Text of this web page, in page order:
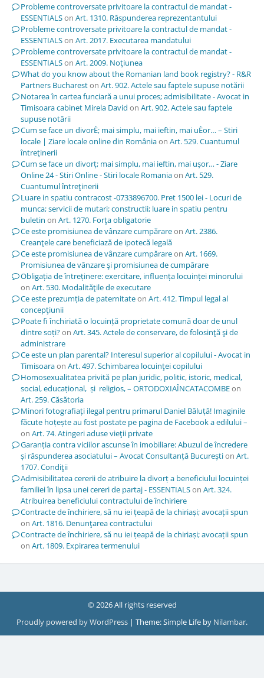
Probleme controversate privitoare la contractul de mandat -
ESSENTIALSon Art. 1310. Răspunderea reprezentantului
Probleme controversate privitoare la contractul de mandat -
ESSENTIALSon Art. 2017. Executarea mandatului
Probleme controversate privitoare la contractul de mandat -
ESSENTIALSon Art. 2009. Noţiunea
What do you know about the Romanian land book registry? - R&R
Partners Buchareston Art. 902. Actele sau faptele supuse notării
Notarea în cartea funciară a unui proces; admisibilitate - Avocat in
Timisoara cabinet Mirela David on Art. 902. Actele sau faptele
supuse notării
Cum se face un divorÈ; mai simplu, mai ieftin, mai uÈor… – Stiri
locale | Ziare locale online din Româniaon Art. 529. Cuantumul
întreţinerii
Cum se face un divorț; mai simplu, mai ieftin, mai ușor… - Ziare
Online 24 - Stiri Online - Stiri locale Romaniaon Art. 529.
Cuantumul întreţinerii
Luare in spatiu contracost -0733896700. Pret 1500 lei - Locuri de
munca; servicii de mutari; constructii; luare in spatiu pentru
buletin on Art. 1270. Forţa obligatorie
Ce este promisiunea de vânzare cumpărareon Art. 2386.
Creanţele care beneficiază de ipotecă legală
Ce este promisiunea de vânzare cumpărareon Art. 1669.
Promisiunea de vânzare şi promisiunea de cumpărare
Obligația de întreținere: exercitare, influența locuinței minorului
on Art. 530. Modalităţile de executare
Ce este prezumția de paternitateon Art. 412. Timpul legal al
concepţiunii
Poate fi închiriată o locuință proprietate comună doar de unul
dintre soți?on Art. 345. Actele de conservare, de folosinţă şi de
administrare
Ce este un plan parental? Interesul superior al copilului - Avocat in
Timisoaraon Art. 497. Schimbarea locuinţei copilului
Homosexualitatea privită pe plan juridic, politic, istoric, medical,
social, educațional, și religios, – ORTODOXIAÎNCATACOMBEon
Art. 259. Căsătoria
Minori fotografiați ilegal pentru primarul Daniel Băluță! Imaginile
făcute hoțește au fost postate pe pagina de Facebook a edilului –
on Art. 74. Atingeri aduse vieţii private
Garanția contra viciilor ascunse în imobiliare: Abuzul de încredere
și răspunderea asociatului – Avocat Consultanță Bucureștion Art.
1707. Condiţii
Admisibilitatea cererii de atribuire la divorț a beneficiului locuinței
familiei în lipsa unei cereri de partaj - ESSENTIALSon Art. 324.
Atribuirea beneficiului contractului de închiriere
Contracte de închiriere, să nu iei țeapă de la chiriași; avocații spun
on Art. 1816. Denunţarea contractului
Contracte de închiriere, să nu iei țeapă de la chiriași; avocații spun
on Art. 1809. Expirarea termenului
© 2026 All rights reserved
Proudly powered by WordPress | Theme: Simple Life by Nilambar.